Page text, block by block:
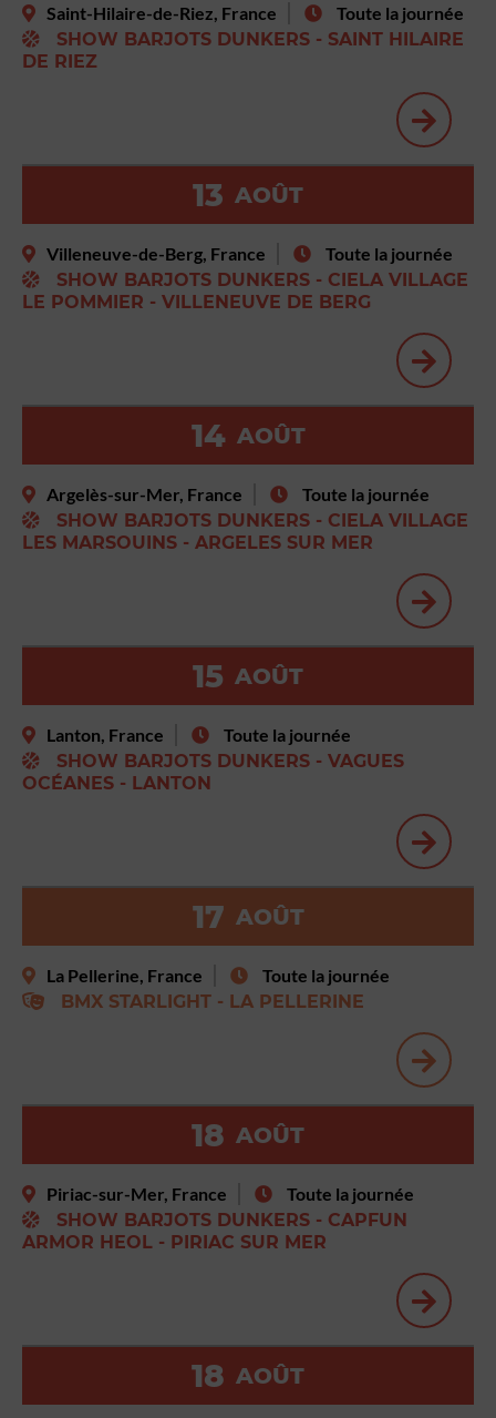
Saint-Hilaire-de-Riez, France
Toute la journée
SHOW BARJOTS DUNKERS - SAINT HILAIRE
DE RIEZ
13 AOÛT
Villeneuve-de-Berg, France
Toute la journée
SHOW BARJOTS DUNKERS - CIELA VILLAGE
LE POMMIER - VILLENEUVE DE BERG
14 AOÛT
Argelès-sur-Mer, France
Toute la journée
SHOW BARJOTS DUNKERS - CIELA VILLAGE
LES MARSOUINS - ARGELES SUR MER
15 AOÛT
Lanton, France
Toute la journée
SHOW BARJOTS DUNKERS - VAGUES
OCÉANES - LANTON
17 AOÛT
La Pellerine, France
Toute la journée
BMX STARLIGHT - LA PELLERINE
18 AOÛT
Piriac-sur-Mer, France
Toute la journée
SHOW BARJOTS DUNKERS - CAPFUN
ARMOR HEOL - PIRIAC SUR MER
18 AOÛT